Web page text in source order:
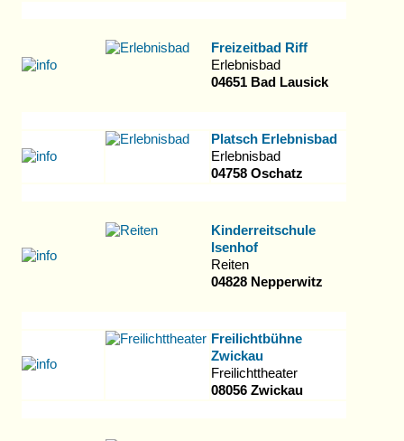
Freizeitbad Riff
Erlebnisbad
04651 Bad Lausick
Platsch Erlebnisbad
Erlebnisbad
04758 Oschatz
Kinderreitschule
Isenhof
Reiten
04828 Nepperwitz
Freilichtbühne
Zwickau
Freilichttheater
08056 Zwickau